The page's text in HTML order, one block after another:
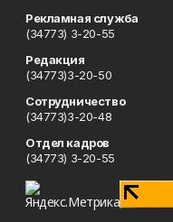
Рекламная служба
(34773) 3-20-55
Редакция
(34773)3-20-50
Сотрудничество
(34773)3-20-48
Отдел кадров
(34773) 3-20-55